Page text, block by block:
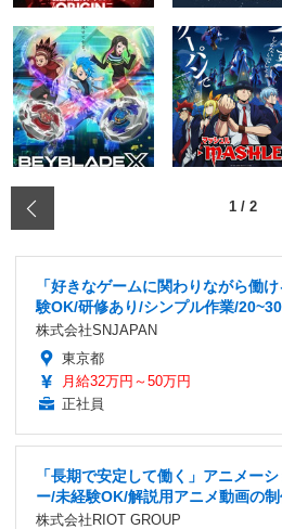
1 / 2
「好きなゲームに関わりながら働
験OK/研修あり/シンプル作業/
株式会社SNJAPAN
東京都
月給32万円～50万円
正社員
「長期で安定して働く」アニメー
ー/未経験OK/解説用アニメ動画の
株式会社RIOT GROUP